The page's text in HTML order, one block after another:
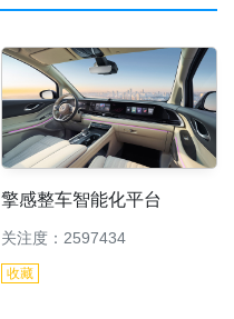
擎感整车智能化平台
关注度：2597434
收藏